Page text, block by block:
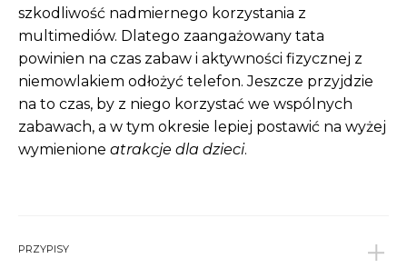
szkodliwość nadmiernego korzystania z
multimediów. Dlatego zaangażowany tata
powinien na czas zabaw i aktywności fizycznej z
niemowlakiem odłożyć telefon. Jeszcze przyjdzie
na to czas, by z niego korzystać we wspólnych
zabawach, a w tym okresie lepiej postawić na wyżej
wymienione atrakcje dla dzieci.
PRZYPISY